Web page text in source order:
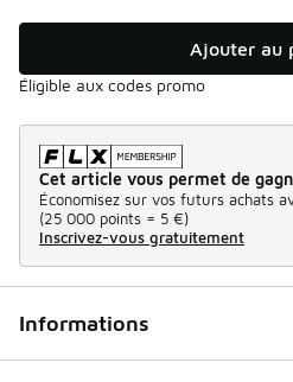
Ajouter au
Éligible aux codes promo
Cet article vous permet de
Économisez sur vos futurs achats
(25 000 points = 5 €)
Inscrivez-vous gratuitement
Informations